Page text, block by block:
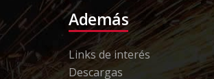
Además
Links de interés
Descargas